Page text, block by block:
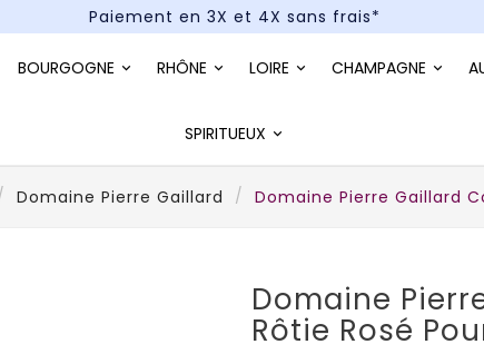
Paiement en 3X et 4X sans frais*
BOURGOGNE RHÔNE LOIRE CHAMPAGNE
SPIRITUEUX
Domaine Pierre Gaillard Domaine Pierre Gaillard
Domaine
Rôtie Rosé